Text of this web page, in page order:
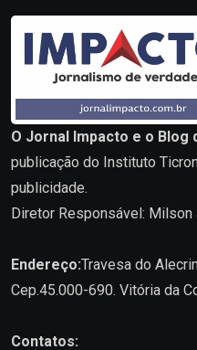
O Jornal Impacto e o Blog
publicação do Instituto
publicidade.
Diretor Responsável:
Endereço:Travesa do
Cep.45.000-690. Vitória da
Contatos: